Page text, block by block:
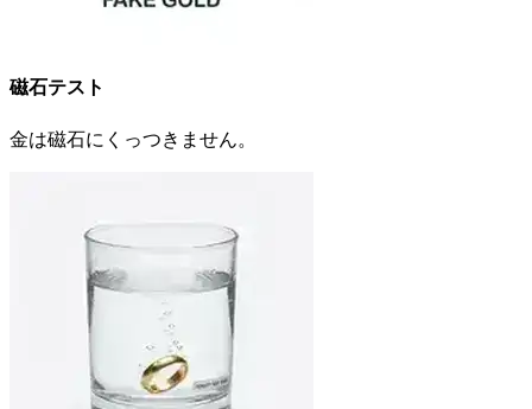
磁石テスト
金は磁石にくっつきません。